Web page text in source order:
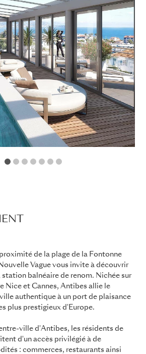
1 2 3 4
de la plage de la Fontonne
Vague vous invite à découvrir
station balnéaire de renom. Nichée sur
Nice et Cannes, Antibes allie le
authentique à un port de plaisance
plus prestigieux d'Europe.
ville d'Antibes, les résidents de
d'un accès privilégié à de
: commerces, restaurants ainsi